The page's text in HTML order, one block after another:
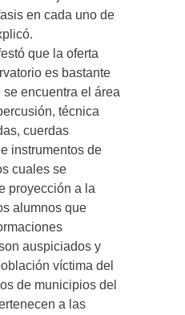
en cada uno de
que la oferta
es bastante
encuentra el área
técnica
cuerdas
instrumentos de
cuales se
proyección a la
alumnos que
auspiciados y
víctima del
de municipios del
a las